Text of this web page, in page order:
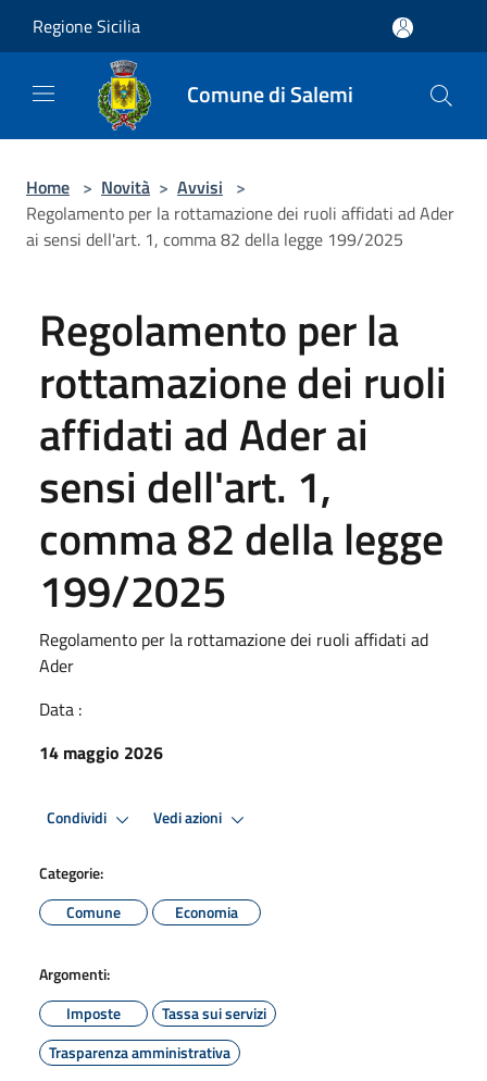
Regione Sicilia
Comune di Salemi
Home > Novità > Avvisi >
Regolamento per la rottamazione dei ruoli affidati ad Ader
ai sensi dell'art. 1, comma 82 della legge 199/2025
Regolamento per la
rottamazione dei ruoli
affidati ad Ader ai
sensi dell'art. 1,
comma 82 della legge
199/2025
Regolamento per la rottamazione dei ruoli affidati ad
Ader
Data :
14 maggio 2026
Condividi Vedi azioni
Categorie:
Comune
Economia
Argomenti:
Imposte
Tassa sui servizi
Trasparenza amministrativa